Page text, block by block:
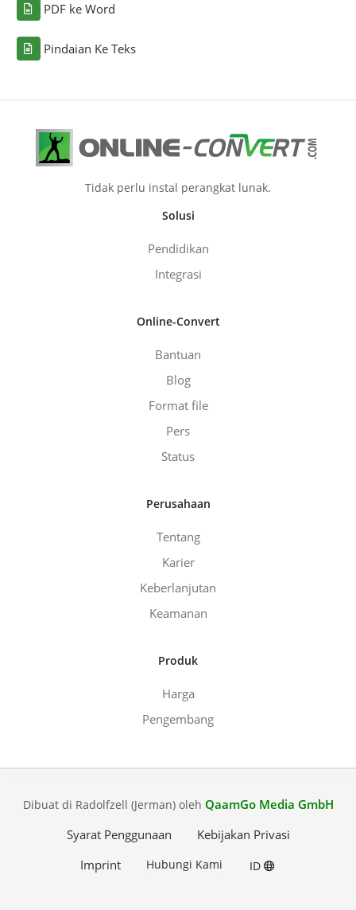
PDF ke Word
Pindaian Ke Teks
Tidak perlu instal perangkat lunak.
Solusi
Pendidikan
Integrasi
Online-Convert
Bantuan
Blog
Format file
Pers
Status
Perusahaan
Tentang
Karier
Keberlanjutan
Keamanan
Produk
Harga
Pengembang
Dibuat di Radolfzell (Jerman) oleh QaamGo Media GmbH
Syarat Penggunaan
Kebijakan Privasi
Imprint
Hubungi Kami ID